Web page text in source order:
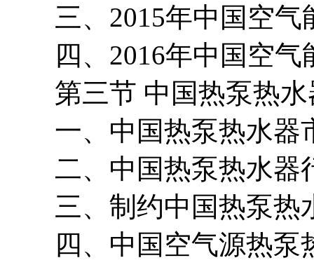
三、2015年中国空气
四、2016年中国空气
第三节 中国热泵热水
一、中国热泵热水器
二、中国热泵热水器
三、制约中国热泵热
四、中国空气源热泵